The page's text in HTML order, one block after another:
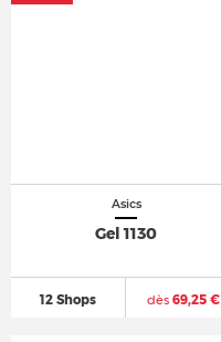
Asics
Gel 1130
12 Shops dès 69,25 €